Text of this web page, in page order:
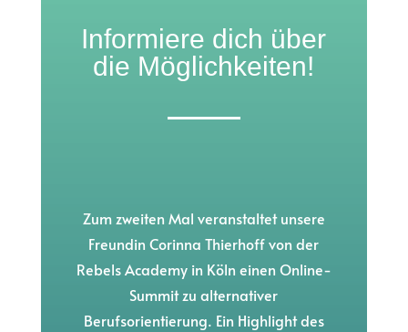
Informiere dich über
die Möglichkeiten!
Zum zweiten Mal veranstaltet unsere
Freundin Corinna Thierhoff von der
Rebels Academy in Köln einen Online-
Summit zu alternativer
Berufsorientierung. Ein Highlight des